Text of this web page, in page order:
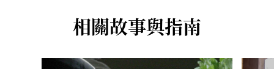
相關故事與指南